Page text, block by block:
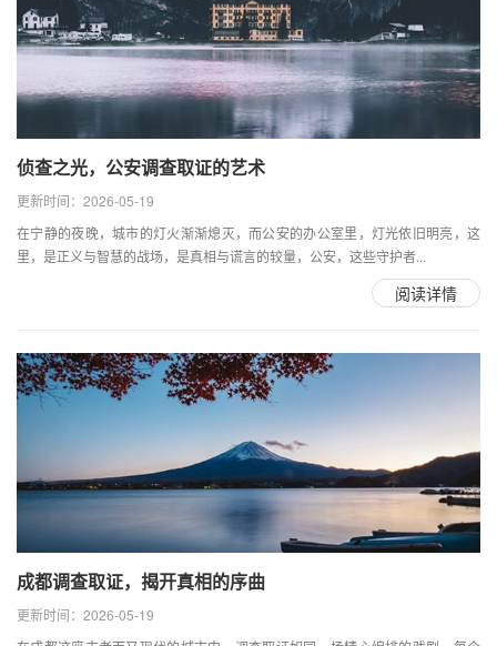
侦查之光，公安调查取证的艺术
更新时间：2026-05-19
在宁静的夜晚，城市的灯火渐渐熄灭，而公安的办公室里，灯光依旧明亮，这
里，是正义与智慧的战场，是真相与谎言的较量，公安，这些守护者...
阅读详情
成都调查取证，揭开真相的序曲
更新时间：2026-05-19